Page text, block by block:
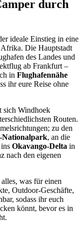
durch
ideale Einstieg in eine
Die Hauptstadt
des Landes und
ab Frankfurt –
in Flughafennähe
ihr eure Reise ohne
sich Windhoek
Routen.
zu den
Nationalpark, an die
Okavango-Delta in
nach den eigenen
was für einen
Outdoor-Geschäfte,
sodass ihr euch
könnt, bevor es in